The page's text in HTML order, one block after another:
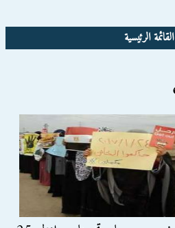
القائمة الرئيسية